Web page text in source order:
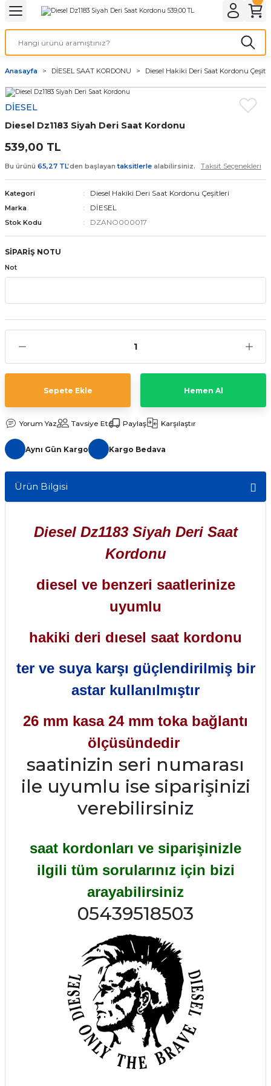
Geri Dön
& ELEKTİRİK AYDINLATMA & ELEKTRİK
Geri Dön
ve Cihaz Pilleri
ÇEŞİTLERİ
Geri Dön
Geri Dön
Kordon Çeşitleri
Kordonları
saat kordonu
Kordonları
Anasayfa DİESEL SAAT KORDONU Diesel Hakiki Deri Saat Kordonu
DİESEL
Diesel Dz1183 Siyah Deri Saat Kordonu
539,00 TL
Bu ürünü 65,27 TL’den başlayantaksitlerle alabilirsiniz. Taksit Seçenekleri
Kategori Diesel Hakiki Deri Saat Kordonu Çeşitleri
Marka DİESEL
Stok Kodu DZANO000017
SİPARİŞ NOTU
Not
Sepete Ekle Hemen Al
Yorum Yaz Tavsiye Et Paylaş Karşılaştır
Aynı Gün Kargo Kargo Bedava
Ürün Bilgisi
Diesel Dz1183 Siyah Deri Saat
Kordonu
diesel ve benzeri saatlerinize
uyumlu
hakiki deri dıesel saat kordonu
ter ve suya karşı güçlendirilmiş bir
astar kullanılmıştır
26 mm kasa 24 mm toka bağlantı
ölçüsündedir
saatinizin seri numarası
ile uyumlu ise siparişinizi
verebilirsiniz
saat kordonları ve siparişinizle
ilgili tüm sorularınız için bizi
arayabilirsiniz
05439518503